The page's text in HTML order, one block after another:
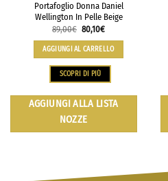
Portafoglio Donna Daniel
Wellington In Pelle Beige
89,00€ 80,10€
AGGIUNGI AL CARRELLO
SCOPRI DI PIÙ
AGGIUNGI ALLA LISTA
NOZZE